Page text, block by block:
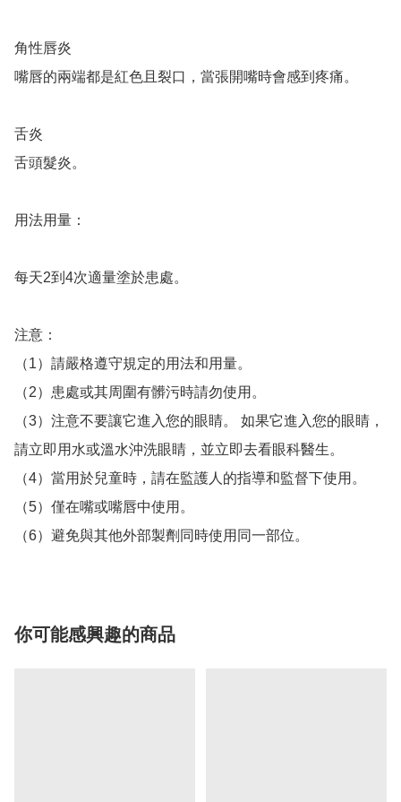
角性唇炎
嘴唇的兩端都是紅色且裂口，當張開嘴時會感到疼痛。
舌炎
舌頭髮炎。
用法用量：
每天2到4次適量塗於患處。
注意：
（1）請嚴格遵守規定的用法和用量。
（2）患處或其周圍有髒污時請勿使用。
（3）注意不要讓它進入您的眼睛。 如果它進入您的眼睛，
請立即用水或溫水沖洗眼睛，並立即去看眼科醫生。
（4）當用於兒童時，請在監護人的指導和監督下使用。
（5）僅在嘴或嘴唇中使用。
你可能感興趣的商品